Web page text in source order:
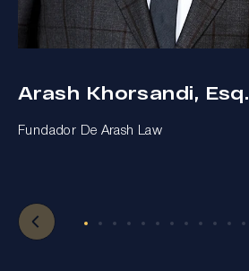
Arash Khorsandi, Esq.
Fundador De Arash Law